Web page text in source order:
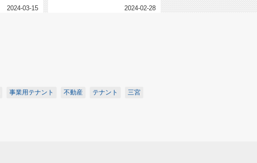
2024-03-15 2024-02-28
事業用テナント 不動産 テナント 三宮